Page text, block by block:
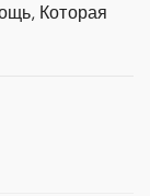
Которая